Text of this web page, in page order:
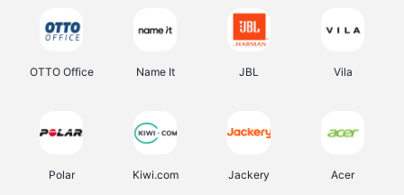
OTTO Office Name It JBL Vila
Polar Kiwi.com Jackery Acer